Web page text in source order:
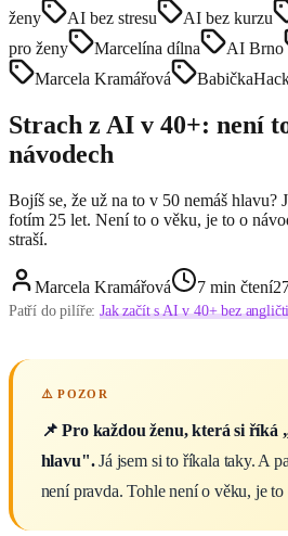
ženy
AI bez stresu AI bez kurzu
pro ženy
Marcelína dílna AI Brno
Marcela Kramářová
Strach z AI v 40+: není
návodech
Bojíš se, že už na to v 50 nemáš hlavu?
fotím 25 let. Není to o věku, je to o
straší.
Marcela Kramářová 7 min čtení
Patří do pilíře:Jak začít s AI v 40+ bez
📌 Pro každou ženu, která si říká
hlavu".Já jsem si to říkala taky. A
není pravda. Tohle není o věku, je to